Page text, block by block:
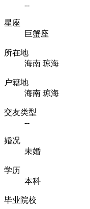
--
星座
巨蟹座
所在地
海南 琼海
户籍地
海南 琼海
交友类型
--
婚况
未婚
学历
本科
毕业院校